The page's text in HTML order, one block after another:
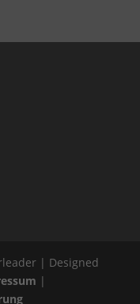
| Designed
|